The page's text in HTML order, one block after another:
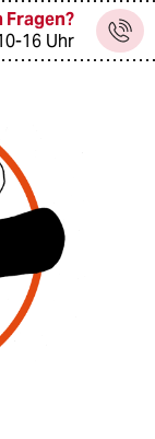
Fragen?
16 Uhr